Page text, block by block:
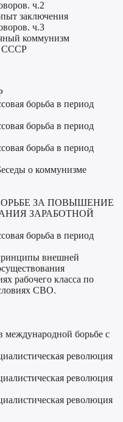
ч.2
заключения
ч.3
коммунизм
СССР
борьба в период
борьба в период
борьба в период
о коммунизме
ЗА ПОВЫШЕНИЕ
ЗАРАБОТНОЙ
борьба в период
внешней
рабочего класса по
СВО.
борьбе с
революция
революция
революция